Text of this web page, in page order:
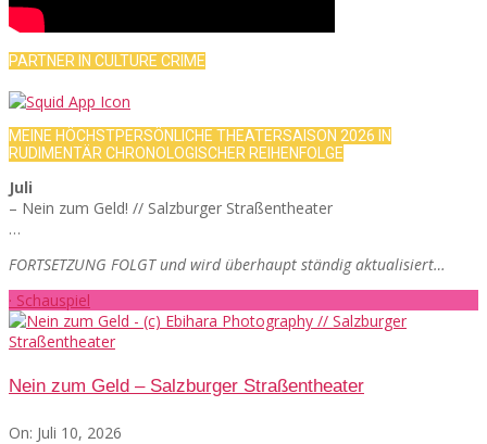
PARTNER IN CULTURE CRIME
MEINE HÖCHSTPERSÖNLICHE THEATERSAISON 2026 IN
RUDIMENTÄR CHRONOLOGISCHER REIHENFOLGE
Juli
– Nein zum Geld! // Salzburger Straßentheater
…
FORTSETZUNG FOLGT und wird überhaupt ständig aktualisiert…
· Schauspiel
Nein zum Geld – Salzburger Straßentheater
On: Juli 10, 2026